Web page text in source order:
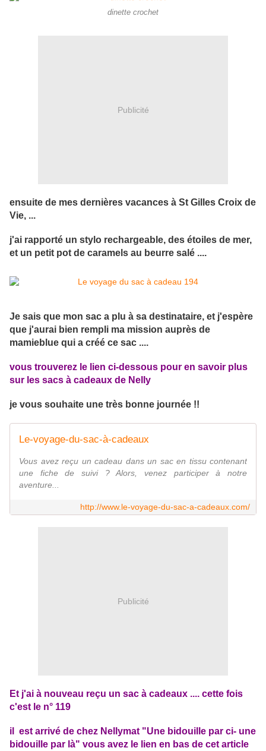
dinette crochet
Publicité
ensuite de mes dernières vacances à St Gilles Croix de
Vie, ...
j'ai rapporté un stylo rechargeable, des étoiles de mer,
et un petit pot de caramels au beurre salé ....
Je sais que mon sac a plu à sa destinataire, et j'espère
que j'aurai bien rempli ma mission auprès de
mamieblue qui a créé ce sac ....
vous trouverez le lien ci-dessous pour en savoir plus
sur les sacs à cadeaux de Nelly
je vous souhaite une très bonne journée !!
Le-voyage-du-sac-à-cadeaux
Vous avez reçu un cadeau dans un sac en tissu contenant
une fiche de suivi ? Alors, venez participer à notre
aventure...
http://www.le-voyage-du-sac-a-cadeaux.com/
Publicité
Et j'ai à nouveau reçu un sac à cadeaux .... cette fois
c'est le n° 119
il est arrivé de chez Nellymat "Une bidouille par ci- une
bidouille par là" vous avez le lien en bas de cet article